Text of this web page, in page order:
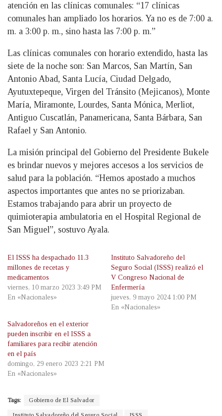
atención en las clínicas comunales: “17 clínicas
comunales han ampliado los horarios. Ya no es de 7:00 a.
m. a 3:00 p. m., sino hasta las 7:00 p. m.”
Las clínicas comunales con horario extendido, hasta las
siete de la noche son: San Marcos, San Martín, San
Antonio Abad, Santa Lucía, Ciudad Delgado,
Ayutuxtepeque, Virgen del Tránsito (Mejicanos), Monte
María, Miramonte, Lourdes, Santa Mónica, Merliot,
Antiguo Cuscatlán, Panamericana, Santa Bárbara, San
Rafael y San Antonio.
La misión principal del Gobierno del Presidente Bukele
es brindar nuevos y mejores accesos a los servicios de
salud para la población. “Hemos apostado a muchos
aspectos importantes que antes no se priorizaban.
Estamos trabajando para abrir un proyecto de
quimioterapia ambulatoria en el Hospital Regional de
San Miguel”, sostuvo Ayala.
El ISSS ha despachado 11.3
millones de recetas y
medicamentos
viernes, 10 marzo 2023 3:49 PM
En «Nacionales»
Instituto Salvadoreño del
Seguro Social (ISSS) realizó el
V Congreso Nacional de
Enfermería
jueves, 9 mayo 2024 1:00 PM
En «Nacionales»
Salvadoreños en el exterior
pueden inscribir en el ISSS a
familiares para recibir atención
en el país
domingo, 29 enero 2023 2:21 PM
En «Nacionales»
Tags: Gobierno de El Salvador